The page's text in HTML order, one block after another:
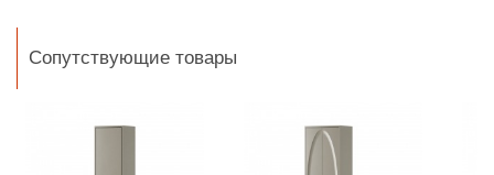
Сопутствующие товары